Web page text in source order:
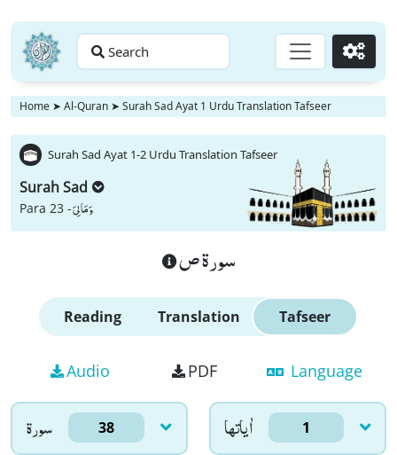
Search Go
Home ➤ Al-Quran ➤ Surah Sad Ayat 1 Urdu Translation Tafseer
Surah Sad Ayat 1-2 Urdu Translation Tafseer
Surah Sad
Para 23 -وَ مَا لِیَ
سورة ص
Reading Translation Tafseer
Audio PDF Language
سورۃ 38 اٰياتها 1